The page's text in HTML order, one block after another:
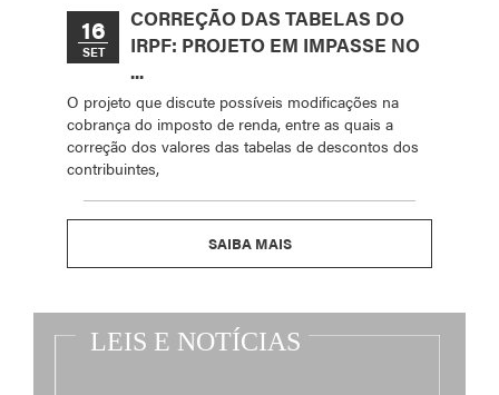
16
SET
CORREÇÃO DAS TABELAS DO
IRPF: PROJETO EM IMPASSE NO
...
O projeto que discute possíveis modificações na
cobrança do imposto de renda, entre as quais a
correção dos valores das tabelas de descontos dos
contribuintes,
SAIBA MAIS